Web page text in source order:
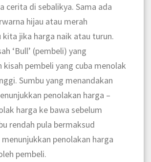
cerita di sebalikya. Sama ada
hijau atau merah
jika harga naik atau turun.
‘Bull’ (pembeli) yang
kisah pembeli yang cuba menolak
Sumbu yang menandakan
penolakan harga –
harga ke bawa sebelum
rendah pula bermaksud
penolakan harga
pembeli.